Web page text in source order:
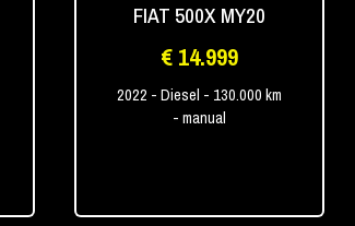
FIAT 500X MY20
€ 14.999
2022 - Diesel - 130.000 km
- manual